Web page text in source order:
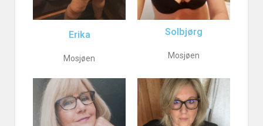
Erika
Mosjøen
Solbjørg
Mosjøen